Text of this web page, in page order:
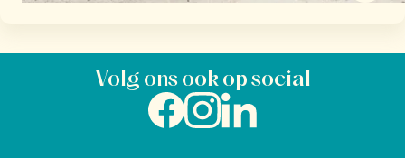
Volg ons ook op social